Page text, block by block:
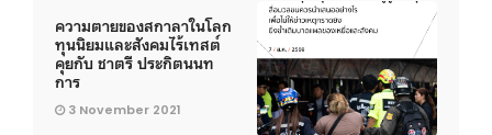
ความตายของสกาลาในโลก
ทุนนิยมและสังคมไร้เทสต์
คุยกับ ชาตรี ประกิตนนท
การ
3 November 2021